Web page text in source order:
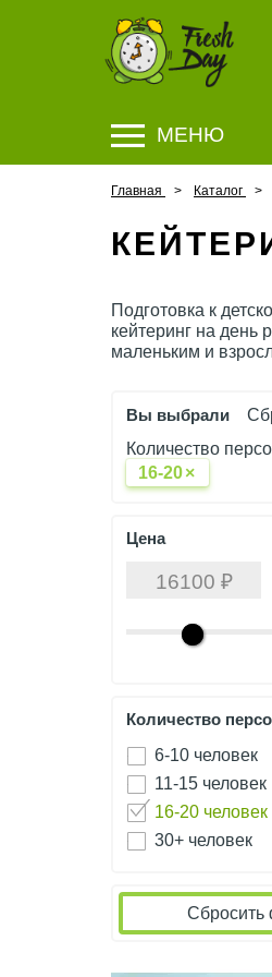
МЕНЮ
Главная Каталог
Подготовка к
кейтеринг на день
маленьким и
Вы выбрали
Количество
16-20×
Цена
Количество
6-10 человек
11-15 человек
16-20 человек
30+ человек
Сбросить